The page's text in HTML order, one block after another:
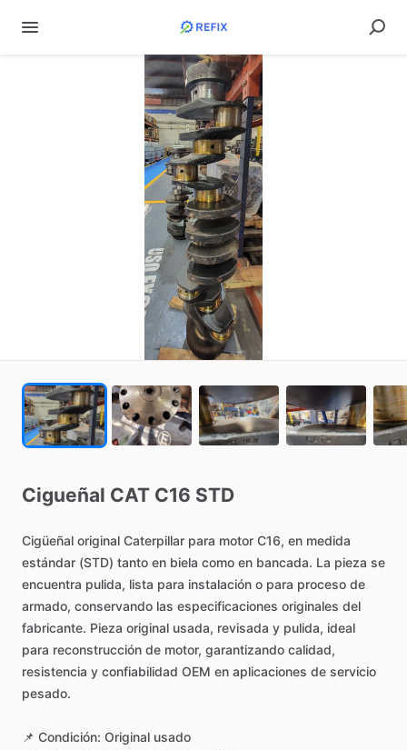
Cigueñal CAT C16 STD
Cigüeñal original Caterpillar para motor C16, en medida
estándar (STD) tanto en biela como en bancada. La pieza se
encuentra pulida, lista para instalación o para proceso de
armado, conservando las especificaciones originales del
fabricante. Pieza original usada, revisada y pulida, ideal
para reconstrucción de motor, garantizando calidad,
resistencia y confiabilidad OEM en aplicaciones de servicio
pesado.
📌 Condición: Original usado